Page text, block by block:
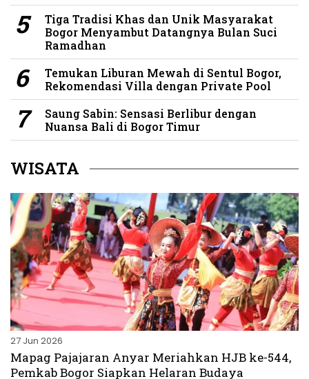
Tiga Tradisi Khas dan Unik Masyarakat
Bogor Menyambut Datangnya Bulan Suci
Ramadhan
Temukan Liburan Mewah di Sentul Bogor,
Rekomendasi Villa dengan Private Pool
Saung Sabin: Sensasi Berlibur dengan
Nuansa Bali di Bogor Timur
WISATA
27 Jun 2026
Mapag Pajajaran Anyar Meriahkan HJB ke-544,
Pemkab Bogor Siapkan Helaran Budaya